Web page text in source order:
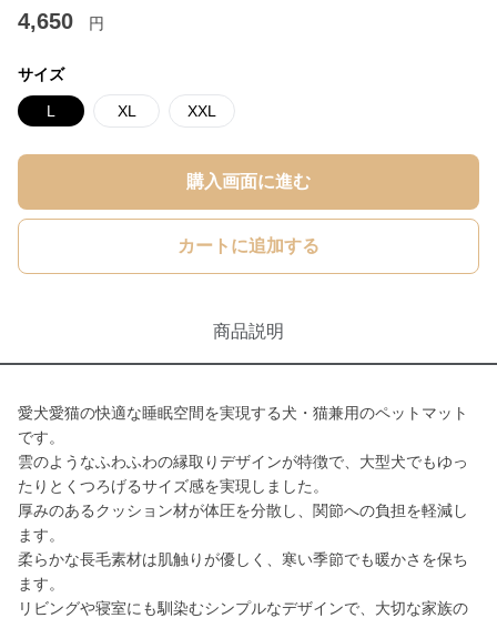
4,650 円
サイズ
L XL XXL
購入画面に進む
カートに追加する
商品説明
愛犬愛猫の快適な睡眠空間を実現する犬・猫兼用のペットマット
です。
雲のようなふわふわの縁取りデザインが特徴で、大型犬でもゆっ
たりとくつろげるサイズ感を実現しました。
厚みのあるクッション材が体圧を分散し、関節への負担を軽減し
ます。
柔らかな長毛素材は肌触りが優しく、寒い季節でも暖かさを保ち
ます。
リビングや寝室にも馴染むシンプルなデザインで、大切な家族の